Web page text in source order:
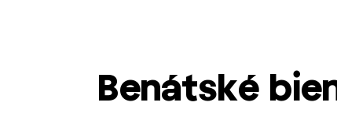
Benátské